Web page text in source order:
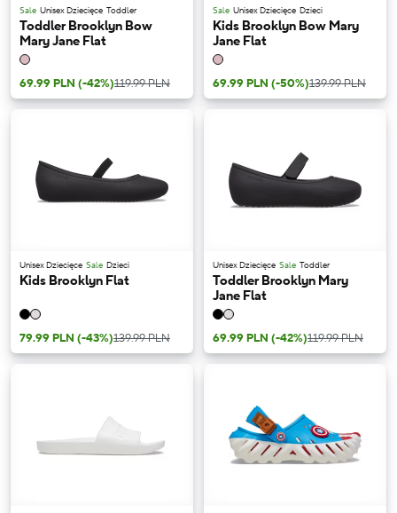
Sale Unisex Dziecięce Toddler
Toddler Brooklyn Bow
Mary Jane Flat
69.99 PLN (-42%)119.99 PLN
Sale Unisex Dziecięce Dzieci
Kids Brooklyn Bow Mary
Jane Flat
69.99 PLN (-50%)139.99 PLN
Unisex Dziecięce Sale Dzieci
Kids Brooklyn Flat
79.99 PLN (-43%)139.99 PLN
Unisex Dziecięce Sale Toddler
Toddler Brooklyn Mary
Jane Flat
69.99 PLN (-42%)119.99 PLN